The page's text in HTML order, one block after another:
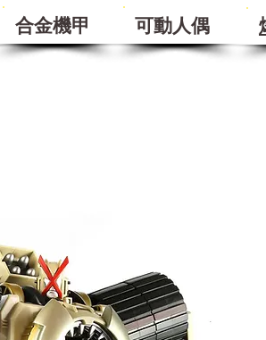
合金機甲 可動人偶